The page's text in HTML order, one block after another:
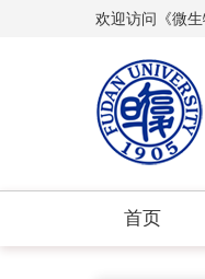
欢迎访问《微
首页